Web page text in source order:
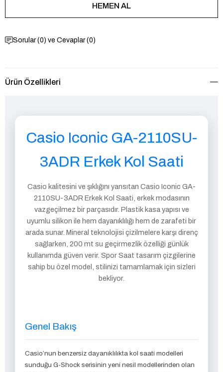
Sorular (0) ve Cevaplar (0)
Ürün Özellikleri
Casio Iconic GA-2110SU-
3ADR Erkek Kol Saati
Casio kalitesini ve şıklığını yansıtan Casio Iconic GA-
2110SU-3ADR Erkek Kol Saati, erkek modasının
vazgeçilmez bir parçasıdır. Plastik kasa yapısı ve
uyumlu silikon ile hem dayanıklılığı hem de zarafeti bir
arada sunar. Mineral teknolojisi çizilmelere karşı direnç
sağlarken, 200 mt su geçirmezlik özelliği günlük
kullanımda güven verir. Spor Saat tasarım çizgilerine
sahip bu özel model, stilinizi tamamlamak için sizleri
bekliyor.
Genel Bakış
Casio’nun benzersiz dayanıklılıkta kol saati modelleri
sunduğu G-Shock serisinin yeni nesil modellerinden olan